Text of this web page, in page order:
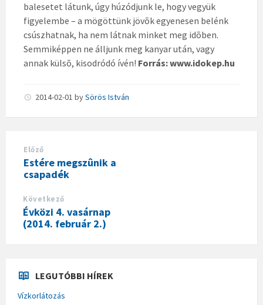
balesetet látunk, úgy húzódjunk le, hogy vegyük
figyelembe – a mögöttünk jövõk egyenesen belénk
csúszhatnak, ha nem látnak minket meg idõben.
Semmiképpen ne álljunk meg kanyar után, vagy
annak külsõ, kisodródó ívén! Forrás: www.idokep.hu
2014-02-01 bySörös István
Előző
Estére megszûnik a
csapadék
Következő
Évközi 4. vasárnap
(2014. február 2.)
LEGUTÓBBI HÍREK
Vízkorlátozás